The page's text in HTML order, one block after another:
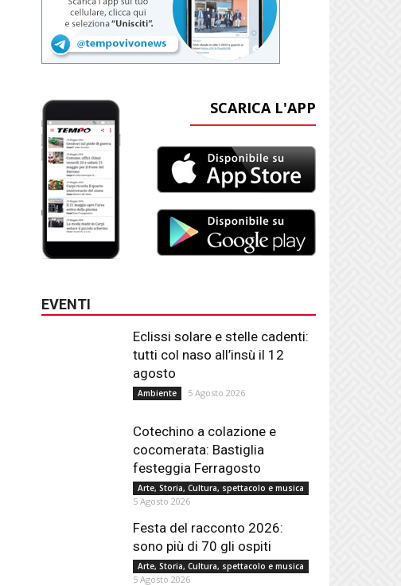
SCARICA L'APP
EVENTI
Eclissi solare e stelle cadenti:
tutti col naso all’insù il 12
agosto
Ambiente 5 Agosto 2026
Cotechino a colazione e
cocomerata: Bastiglia
festeggia Ferragosto
Arte, Storia, Cultura, spettacolo e musica
5 Agosto 2026
Festa del racconto 2026:
sono più di 70 gli ospiti
Arte, Storia, Cultura, spettacolo e musica
5 Agosto 2026